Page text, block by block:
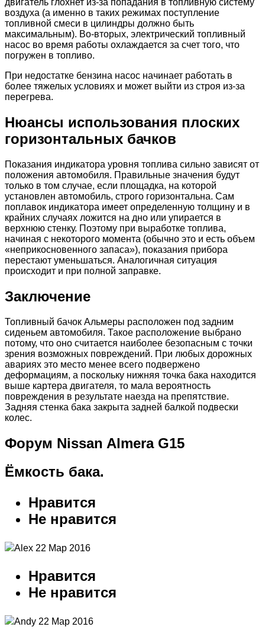
двигатель глохнет из-за попадания в топливную систему
воздуха (а именно в таких режимах поступление
топливной смеси в цилиндры должно быть
максимальным). Во-вторых, электрический топливный
насос во время работы охлаждается за счет того, что
погружен в топливо.
При недостатке бензина насос начинает работать в
более тяжелых условиях и может выйти из строя из-за
перегрева.
Нюансы использования плоских
горизонтальных бачков
Показания индикатора уровня топлива сильно зависят от
положения автомобиля. Правильные значения будут
только в том случае, если площадка, на которой
установлен автомобиль, строго горизонтальна. Сам
поплавок индикатора имеет определенную толщину и в
крайних случаях ложится на дно или упирается в
верхнюю стенку. Поэтому при выработке топлива,
начиная с некоторого момента (обычно это и есть объем
«неприкосновенного запаса»), показания прибора
перестают уменьшаться. Аналогичная ситуация
происходит и при полной заправке.
Заключение
Топливный бачок Альмеры расположен под задним
сиденьем автомобиля. Такое расположение выбрано
потому, что оно считается наиболее безопасным с точки
зрения возможных повреждений. При любых дорожных
авариях это место менее всего подвержено
деформациям, а поскольку нижняя точка бака находится
выше картера двигателя, то мала вероятность
повреждения в результате наезда на препятствие.
Задняя стенка бака закрыта задней балкой подвески
колес.
Форум Nissan Almera G15
Ёмкость бака.
Нравится
Не нравится
Alex 22 Мар 2016
Нравится
Не нравится
Andy 22 Мар 2016